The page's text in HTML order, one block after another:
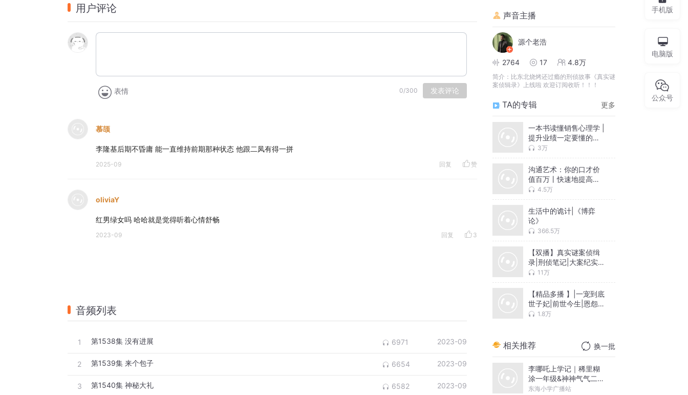
用户评论
表情 0/300 发表评论
慕颉
李隆基后期不昏庸 能一直维持前期那种状态 他跟二凤有得一拼
2025-09 回复 赞
oliviaY
红男绿女吗 哈哈就是觉得听着心情舒畅
2023-09 回复 3
音频列表
1 第1538集 没有进展 6971 2023-09
2 第1539集 来个包子 6654 2023-09
3 第1540集 神秘大礼 6582 2023-09
声音主播
源个老浩
2764 17 4.8万
简介： 比东北烧烤还过瘾的刑侦故事《真实谜
案侦辑录》上线啦 欢迎订阅收听！！！
TA的专辑 更多
一本书读懂销售心理学 |
提升业绩一定要懂的察
言、观色、攻心
3万
沟通艺术：你的口才价
值百万丨快速地提高说
话的本事丨轻松应对各
本改变命运的口才技巧
宝典！
4.5万
生活中的诡计|《博弈
论》
366.5万
【双播】真实谜案侦缉
录|刑侦笔记|大案纪实|
探案推理
11万
【精品多播 】|一宠到底
世子妃|前世今生|恩怨情
仇|重生复仇|权谋心计
1.8万
相关推荐 换一批
李哪吒上学记｜稀里糊
涂一年级&神神气气二年
级
东海小学广播站
手机版
电脑版
公众号